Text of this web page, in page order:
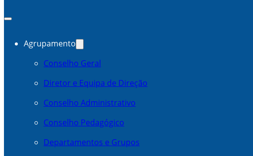
Agrupamento
Conselho Geral
Diretor e Equipa de Direção
Conselho Administrativo
Conselho Pedagógico
Departamentos e Grupos